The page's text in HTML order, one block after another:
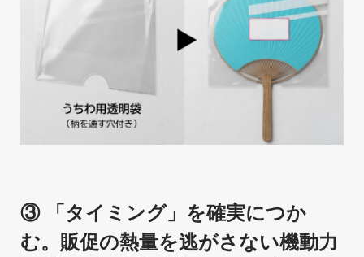
③ 「タイミング」を確実につか
む。販促の熱量を逃がさない機動力